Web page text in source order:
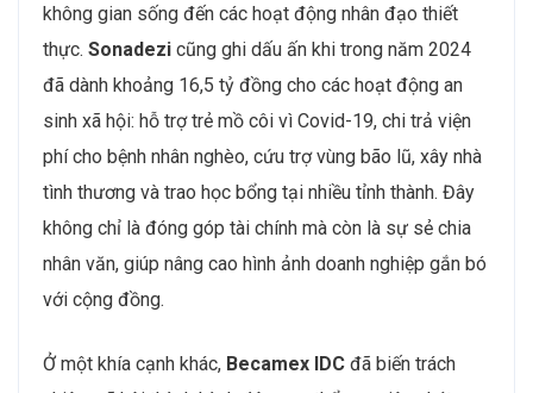
không gian sống đến các hoạt động nhân đạo thiết
thực. Sonadezi cũng ghi dấu ấn khi trong năm 2024
đã dành khoảng 16,5 tỷ đồng cho các hoạt động an
sinh xã hội: hỗ trợ trẻ mồ côi vì Covid-19, chi trả viện
phí cho bệnh nhân nghèo, cứu trợ vùng bão lũ, xây nhà
tình thương và trao học bổng tại nhiều tỉnh thành. Đây
không chỉ là đóng góp tài chính mà còn là sự sẻ chia
nhân văn, giúp nâng cao hình ảnh doanh nghiệp gắn bó
với cộng đồng.
Ở một khía cạnh khác, Becamex IDC đã biến trách